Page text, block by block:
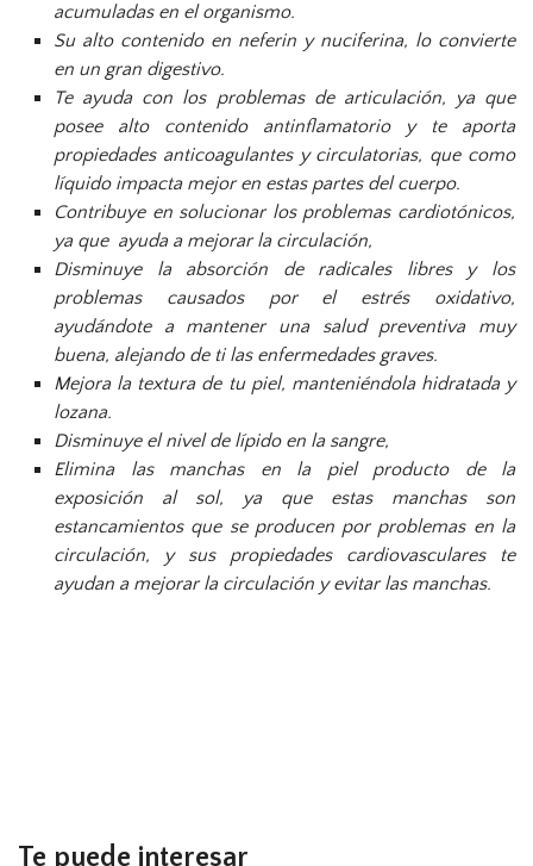
acumuladas en el organismo.
Su alto contenido en neferin y nuciferina, lo convierte
en un gran digestivo.
Te ayuda con los problemas de articulación, ya que
posee alto contenido antinflamatorio y te aporta
propiedades anticoagulantes y circulatorias, que como
líquido impacta mejor en estas partes del cuerpo.
Contribuye en solucionar los problemas cardiotónicos,
ya que ayuda a mejorar la circulación,
Disminuye la absorción de radicales libres y los
problemas causados por el estrés oxidativo,
ayudándote a mantener una salud preventiva muy
buena, alejando de ti las enfermedades graves.
Mejora la textura de tu piel, manteniéndola hidratada y
lozana.
Disminuye el nivel de lípido en la sangre,
Elimina las manchas en la piel producto de la
exposición al sol, ya que estas manchas son
estancamientos que se producen por problemas en la
circulación, y sus propiedades cardiovasculares te
ayudan a mejorar la circulación y evitar las manchas.
Te puede interesar